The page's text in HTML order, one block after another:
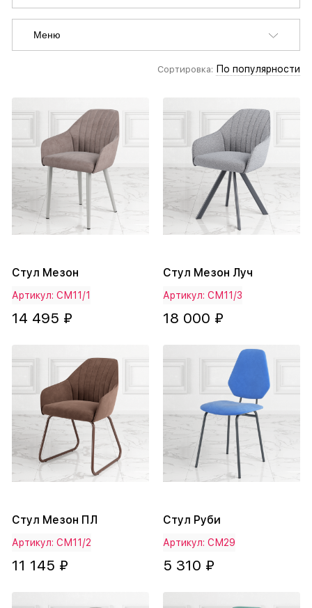
Меню
Сортировка: По популярности
Стул Мезон
Артикул: СМ11/1
14 495 ₽
Стул Мезон Луч
Артикул: СМ11/3
18 000 ₽
Стул Мезон ПЛ
Артикул: СМ11/2
11 145 ₽
Стул Руби
Артикул: СМ29
5 310 ₽